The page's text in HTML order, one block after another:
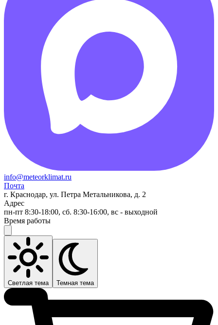
info@meteorklimat.ru
Почта
г. Краснодар, ул. Петра Метальникова, д. 2
Адрес
пн-пт 8:30-18:00, сб. 8:30-16:00, вс - выходной
Время работы
Светлая тема Темная тема